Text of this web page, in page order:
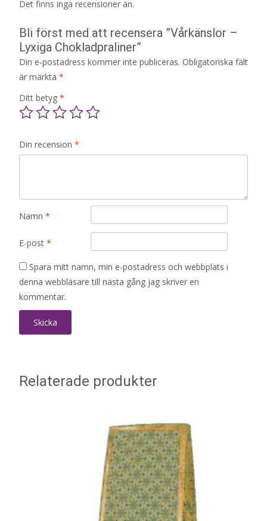
Det finns inga recensioner än.
Bli först med att recensera ”Vårkänslor –
Lyxiga Chokladpraliner”
Din e-postadress kommer inte publiceras. Obligatoriska fält
är märkta *
Ditt betyg *
Din recension *
Namn *
E-post *
Spara mitt namn, min e-postadress och webbplats i
denna webbläsare till nästa gång jag skriver en
kommentar.
Relaterade produkter